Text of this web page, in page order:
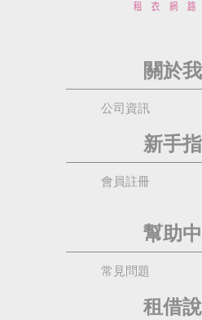
關於
公司資訊
新手
會員註冊
幫助
常見問題
租借